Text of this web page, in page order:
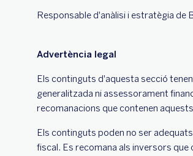
Responsable d'anàlisi i estratègia de
Advertència legal
Els continguts d'aquesta secció
generalitzada ni assessorament
recomanacions que contenen
Els continguts poden no ser
fiscal. Es recomana als inversors